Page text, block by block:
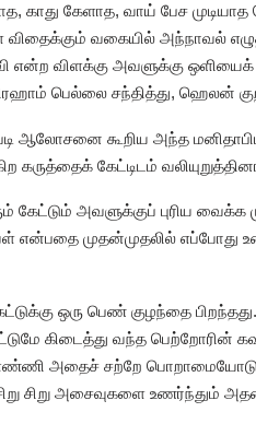
காது கேளாத, வாய் பேச
வகையில் அந்நாவல்
விளக்கு அவளுக்கு ஒளியைக்
பெல்லை சந்தித்து, ஹெலன்
ஆலோசனை கூறிய அந்த
கேட்டிடம்
கேட்டும் அவளுக்குப் புரிய
என்பதை முதன்முதலில்
ஒரு பெண் குழந்தை
கிடைத்து வந்த பெற்றோரின்
அதைச் சற்றே பொறாமையோடு
சிறு சிறு அசைவுகளை